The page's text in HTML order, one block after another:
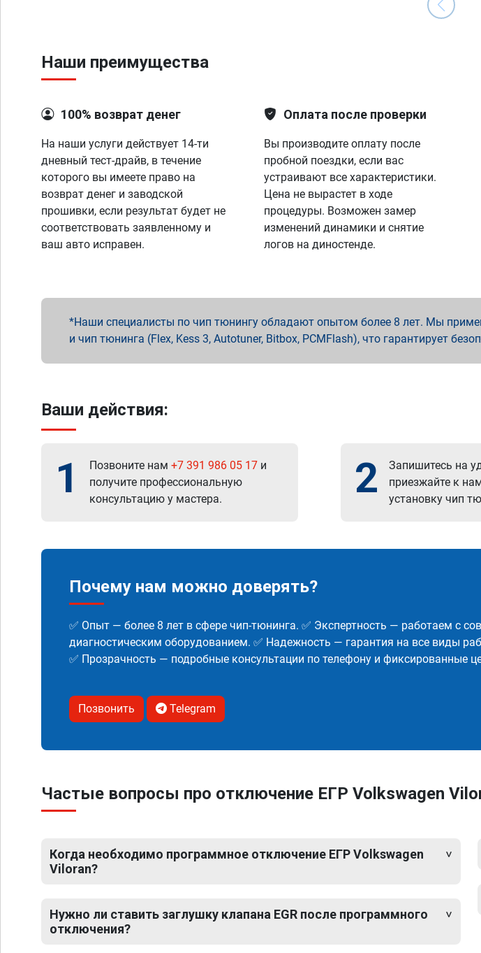
Наши преимущества
100% возврат денег
На наши услуги действует 14-ти
дневный тест-драйв, в течение
которого вы имеете право на
возврат денег и заводской
прошивки, если результат будет не
соответствовать заявленному и
ваш авто исправен.
Оплата после проверки
Вы производите оплату после
пробной поездки, если вас
устраивают все характеристики.
Цена не вырастет в ходе
процедуры. Возможен замер
изменений динамики и снятие
логов на диностенде.
Наши специалисты по чип тюнингу обладают опытом более 8 лет. Мы
и чип тюнинга (Flex, Kess 3, Autotuner, Bitbox, PCMFlash), что гарантирует
Ваши действия:
1 Позвоните нам +7 391 986 05 17 и
получите профессиональную
консультацию у мастера.
2
Запишитесь на
приезжайте к
установку чип
Почему нам можно доверять?
✅ Опыт — более 8 лет в сфере чип-тюнинга. ✅ Экспертность — работаем с
диагностическим оборудованием. ✅ Надежность — гарантия на все виды
✅ Прозрачность — подробные консультации по телефону и фиксированные
Позвонить Telegram
Частые вопросы про отключение ЕГР Volkswagen
Когда необходимо программное отключение ЕГР Volkswagen
Viloran?
Нужно ли ставить заглушку клапана EGR после программного
отключения?